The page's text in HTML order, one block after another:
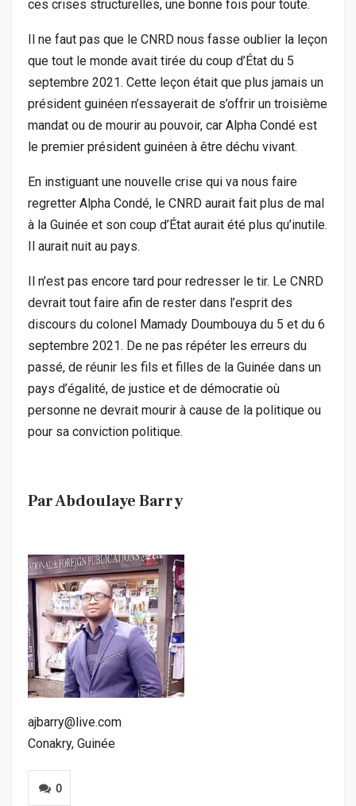
ces crises structurelles, une bonne fois pour toute.
Il ne faut pas que le CNRD nous fasse oublier la leçon
que tout le monde avait tirée du coup d’État du 5
septembre 2021. Cette leçon était que plus jamais un
président guinéen n’essayerait de s’offrir un troisième
mandat ou de mourir au pouvoir, car Alpha Condé est
le premier président guinéen à être déchu vivant.
En instiguant une nouvelle crise qui va nous faire
regretter Alpha Condé, le CNRD aurait fait plus de mal
à la Guinée et son coup d’État aurait été plus qu’inutile.
Il aurait nuit au pays.
Il n’est pas encore tard pour redresser le tir. Le CNRD
devrait tout faire afin de rester dans l’esprit des
discours du colonel Mamady Doumbouya du 5 et du 6
septembre 2021. De ne pas répéter les erreurs du
passé, de réunir les fils et filles de la Guinée dans un
pays d’égalité, de justice et de démocratie où
personne ne devrait mourir à cause de la politique ou
pour sa conviction politique.
Par Abdoulaye Barry
ajbarry@live.com
Conakry, Guinée
0